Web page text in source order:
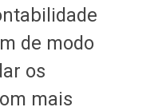
de modo
os
mais